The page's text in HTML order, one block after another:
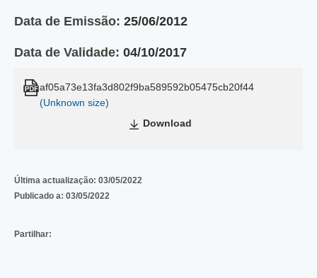
Data de Emissão: 25/06/2012
Data de Validade: 04/10/2017
af05a73e13fa3d802f9ba589592b05475cb20f44
(Unknown size)
Download
Última actualização: 03/05/2022
Publicado a: 03/05/2022
Partilhar: